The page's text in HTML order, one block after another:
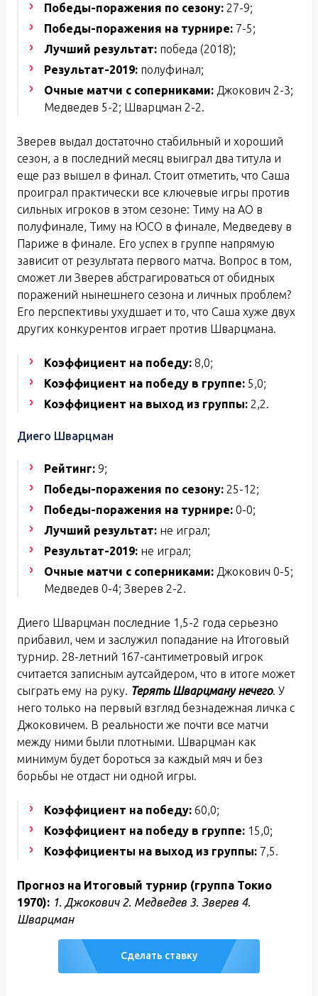
Победы-поражения по сезону: 27-9;
Победы-поражения на турнире: 7-5;
Лучший результат: победа (2018);
Результат-2019: полуфинал;
Очные матчи с соперниками: Джокович 2-3;
Медведев 5-2; Шварцман 2-2.
Зверев выдал достаточно стабильный и хороший
сезон, а в последний месяц выиграл два титула и
еще раз вышел в финал. Стоит отметить, что Саша
проиграл практически все ключевые игры против
сильных игроков в этом сезоне: Тиму на АО в
полуфинале, Тиму на ЮСО в финале, Медведеву в
Париже в финале. Его успех в группе напрямую
зависит от результата первого матча. Вопрос в том,
сможет ли Зверев абстрагироваться от обидных
поражений нынешнего сезона и личных проблем?
Его перспективы ухудшает и то, что Саша хуже двух
других конкурентов играет против Шварцмана.
Коэффициент на победу: 8,0;
Коэффициент на победу в группе: 5,0;
Коэффициент на выход из группы: 2,2.
Диего Шварцман
Рейтинг: 9;
Победы-поражения по сезону: 25-12;
Победы-поражения на турнире: 0-0;
Лучший результат: не играл;
Результат-2019: не играл;
Очные матчи с соперниками: Джокович 0-5;
Медведев 0-4; Зверев 2-2.
Диего Шварцман последние 1,5-2 года серьезно
прибавил, чем и заслужил попадание на Итоговый
турнир. 28-летний 167-сантиметровый игрок
считается записным аутсайдером, что в итоге может
сыграть ему на руку. Терять Шварцману нечего. У
него только на первый взгляд безнадежная личка с
Джоковичем. В реальности же почти все матчи
между ними были плотными. Шварцман как
минимум будет бороться за каждый мяч и без
борьбы не отдаст ни одной игры.
Коэффициент на победу: 60,0;
Коэффициент на победу в группе: 15,0;
Коэффициенты на выход из группы: 7,5.
Прогноз на Итоговый турнир (группа Токио
1970): 1. Джокович 2. Медведев 3. Зверев 4.
Шварцман
Сделать ставку